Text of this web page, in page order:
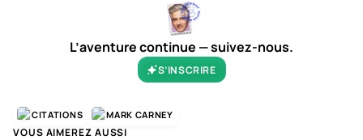
L’aventure continue — suivez-nous.
S’INSCRIRE
CITATIONS MARK CARNEY
VOUS AIMEREZ AUSSI